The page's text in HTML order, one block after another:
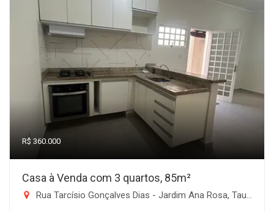
R$ 360.000
Casa à Venda com 3 quartos, 85m²
Rua Tarcísio Gonçalves Dias - Jardim Ana Rosa, Taubaté-SP